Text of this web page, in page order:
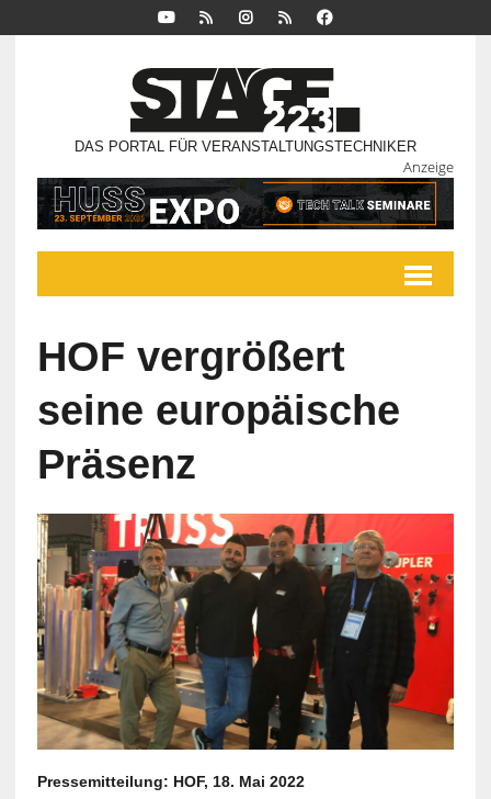
DAS PORTAL FÜR VERANSTALTUNGSTECHNIKER
Anzeige
HOF vergrößert
seine europäische
Präsenz
Pressemitteilung: HOF, 18. Mai 2022